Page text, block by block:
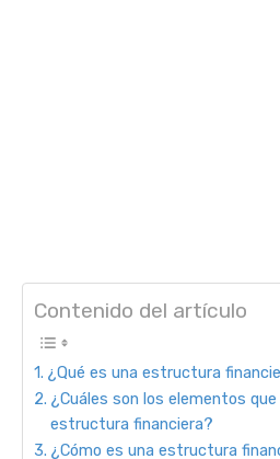
Contenido del artículo
¿Qué es una estructura
¿Cuáles son los elementos
estructura financiera?
¿Cómo es una estructura